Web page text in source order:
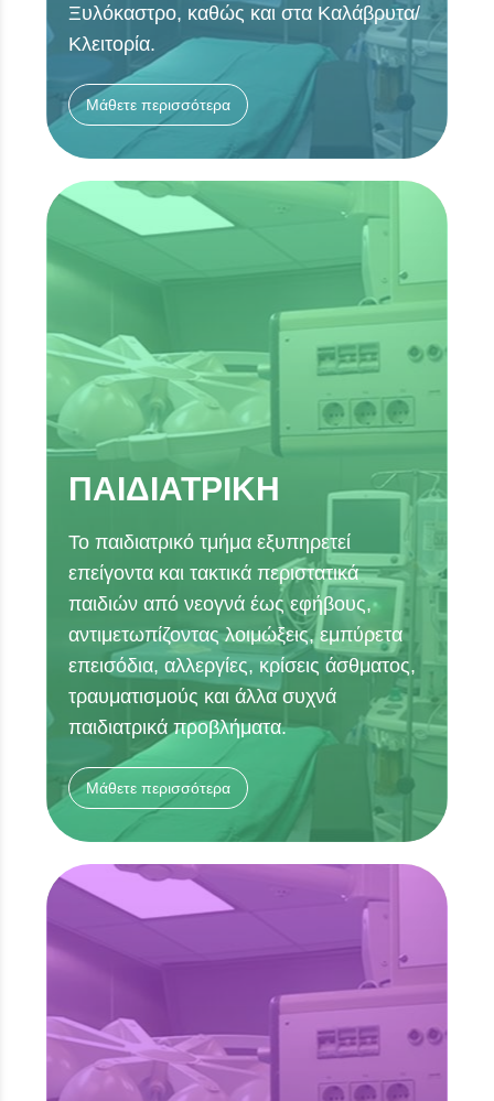
Ξυλόκαστρο, καθώς και στα Καλάβρυτα/
Κλειτορία.
Μάθετε περισσότερα
ΠΑΙΔΙΑΤΡΙΚΗ
Το παιδιατρικό τμήμα εξυπηρετεί
επείγοντα και τακτικά περιστατικά
παιδιών από νεογνά έως εφήβους,
αντιμετωπίζοντας λοιμώξεις, εμπύρετα
επεισόδια, αλλεργίες, κρίσεις άσθματος,
τραυματισμούς και άλλα συχνά
παιδιατρικά προβλήματα.
Μάθετε περισσότερα